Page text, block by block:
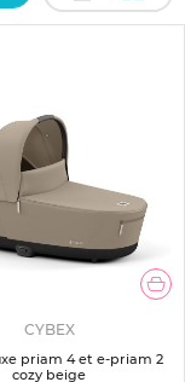
CYBEX
priam 4 et e-priam 2
cozy beige